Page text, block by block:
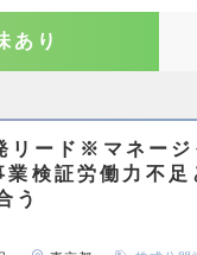
あり
リード※マネー
業検証労働力不足
う